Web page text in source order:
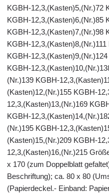
KGBH-12,3,(Kasten)5,(Nr.)72
KGBH-12,3,(Kasten)6,(Nr.)85
KGBH-12,3,(Kasten)7,(Nr.)98
KGBH-
KGBH-
KGBH-
(Nr.)139 KGBH-
(Kasten)12,(Nr.)155 KGBH-
12,3,(Kasten)13,(Nr.)169
KGBH-
(Nr.)195 KGBH-
(Kasten)15,(Nr.)209 KGBH-
12,3,(Kasten)16,(Nr.)215
x 170 (zum Doppelblatt
Beschriftung); ca. 80 x 80
(Papierdeckel.- Einband: